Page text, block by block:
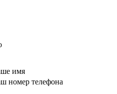
имя
номер телефона